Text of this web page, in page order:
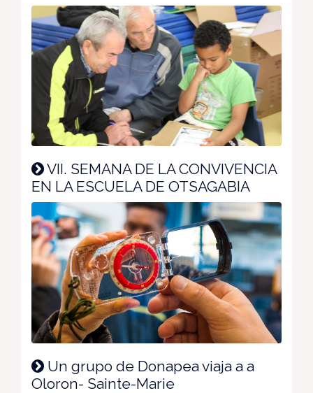
VII. SEMANA DE LA CONVIVENCIA
EN LA ESCUELA DE OTSAGABIA
Un grupo de Donapea viaja a a
Oloron- Sainte-Marie